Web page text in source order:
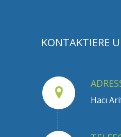
KONTAKTIERE
Hacı